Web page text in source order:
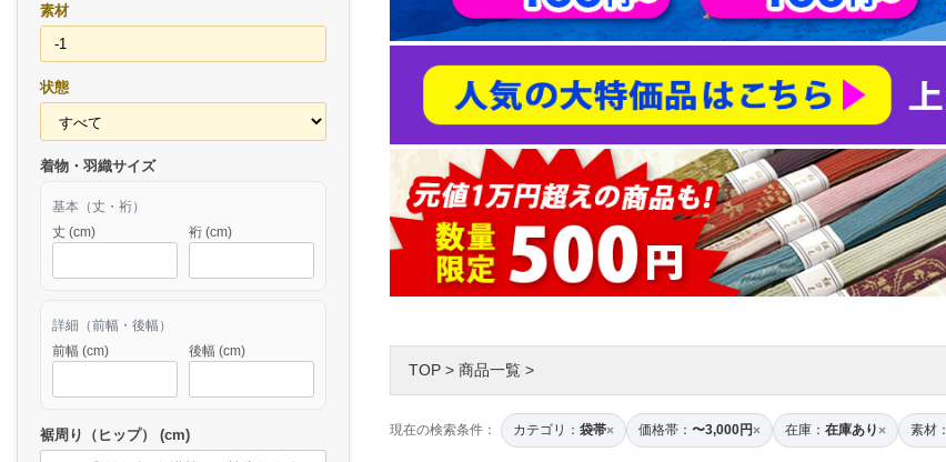
素材
状態
着物・羽織サイズ
基本（丈・裄）
丈 (cm)
裄 (cm)
詳細（前幅・後幅）
前幅 (cm)
後幅 (cm)
裾周り（ヒップ） (cm)
TOP > 商品一覧 >
現在の検索条件： カテゴリ： 袋帯× 価格帯： 〜3,000円× 在庫： 在庫あり× 素材：